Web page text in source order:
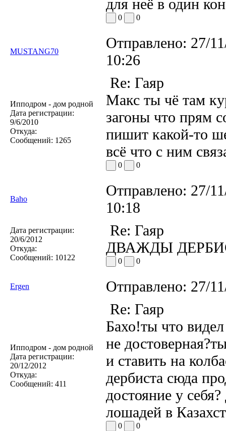
для неё в один
0 0
MUSTANG70
Отправлено: 27/
10:26
Ипподром - дом родной
Дата регистрации:
9/6/2010
Откуда:
Сообщений: 1265
Re: Гаяр
Макс ты чё там
загоны что прям
пишит какой-то
всё что с ним
0 0
Baho
Отправлено: 27/
10:18
Дата регистрации:
20/6/2012
Откуда:
Сообщений: 10122
Re: Гаяр
ДВАЖДЫ
0 0
Ergen Отправлено: 27/
Ипподром - дом родной
Дата регистрации:
20/12/2012
Откуда:
Сообщений: 411
Re: Гаяр
Бахо!ты что
не
и ставить на
дербиста сюда
достояние у
лошадей в
0 0